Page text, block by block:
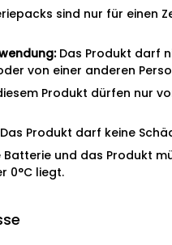
sind nur für einen
Das Produkt darf
von einer anderen
Produkt dürfen nur
Das Produkt darf keine
Batterie und das Produkt
0°C liegt.